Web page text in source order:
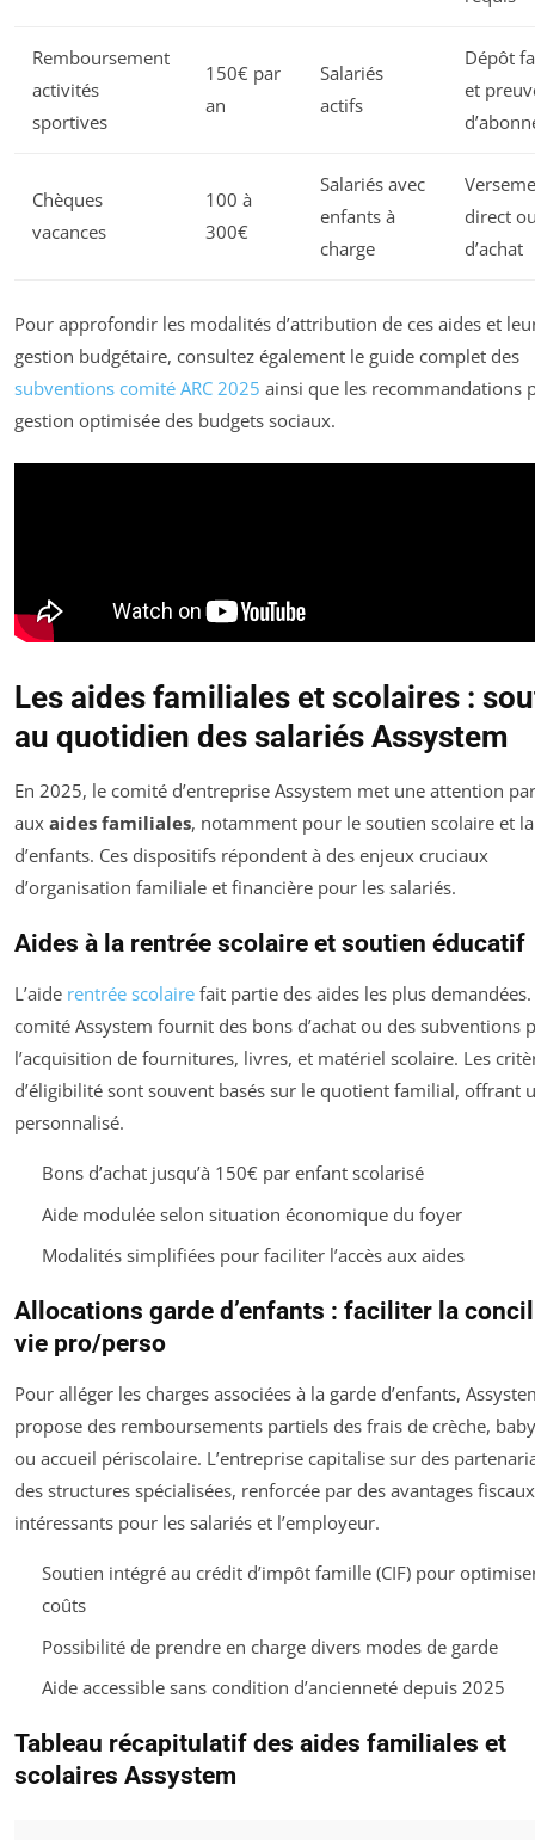
Remboursement
activités
sportives
150€ par
an
Salariés
actifs
Dépôt
et
Chèques
vacances
100 à
300€
Salariés avec
enfants à
charge
direct
d’achat
Pour approfondir les modalités d’attribution de ces aides et
gestion budgétaire, consultez également le guide complet des
subventions comité ARC 2025 ainsi que les recommandations
gestion optimisée des budgets sociaux.
Les aides familiales et scolaires :
au quotidien des salariés Assystem
En 2025, le comité d’entreprise Assystem met une attention
aux aides familiales, notamment pour le soutien scolaire et
d’enfants. Ces dispositifs répondent à des enjeux cruciaux
d’organisation familiale et financière pour les salariés.
Aides à la rentrée scolaire et soutien éducatif
L’aide rentrée scolaire fait partie des aides les plus demandées.
comité Assystem fournit des bons d’achat ou des subventions
l’acquisition de fournitures, livres, et matériel scolaire. Les
d’éligibilité sont souvent basés sur le quotient familial, offrant
personnalisé.
Bons d’achat jusqu’à 150€ par enfant scolarisé
Aide modulée selon situation économique du foyer
Modalités simplifiées pour faciliter l’accès aux aides
Allocations garde d’enfants : faciliter la
vie pro/perso
Pour alléger les charges associées à la garde d’enfants,
propose des remboursements partiels des frais de crèche,
ou accueil périscolaire. L’entreprise capitalise sur des
des structures spécialisées, renforcée par des avantages fiscaux
intéressants pour les salariés et l’employeur.
Soutien intégré au crédit d’impôt famille (CIF) pour
coûts
Possibilité de prendre en charge divers modes de garde
Aide accessible sans condition d’ancienneté depuis 2025
Tableau récapitulatif des aides familiales et
scolaires Assystem